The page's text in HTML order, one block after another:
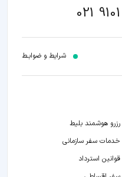
021
شرایط و ضوابـط
رزرو هوشمند بلیط
خدمات سفر سازمانی
قوانین استرداد